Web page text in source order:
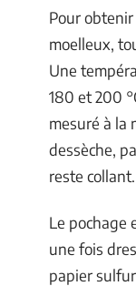
Pour
moelleux,
Une
180 et 200
mesuré à la
dessèche,
reste collant.
Le pochage
une fois
papier